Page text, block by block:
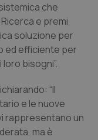
Collo
che
e premi
soluzione per
ed efficiente per
bisogni”.
“Il
e le nuove
rappresentano un
ma è